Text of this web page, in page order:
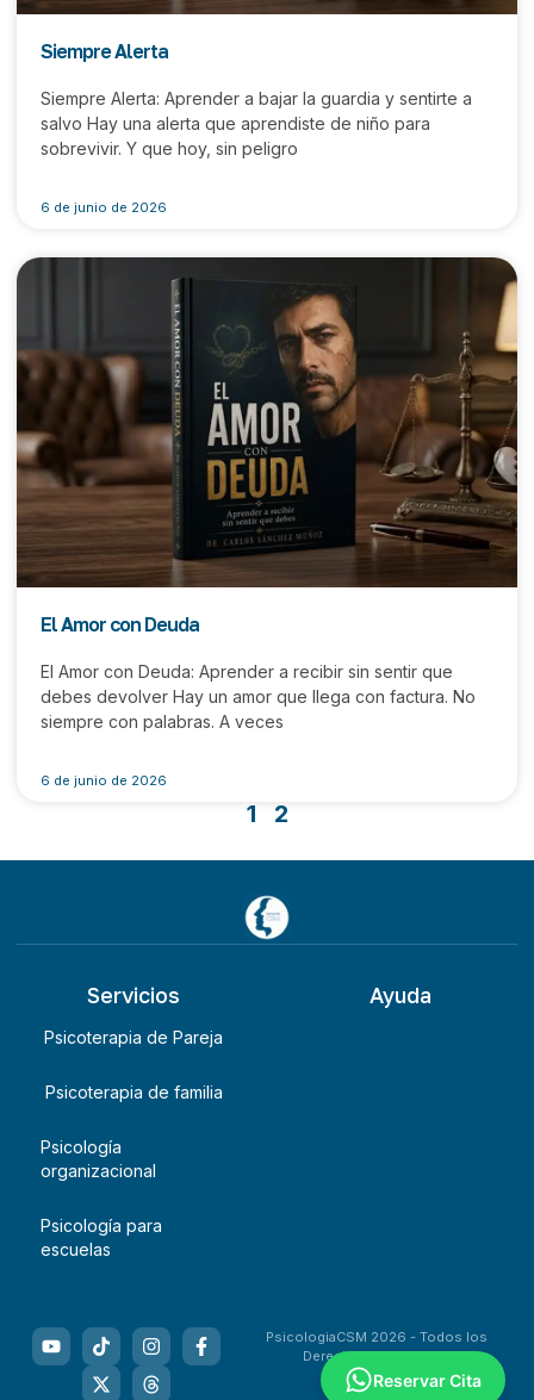
Siempre Alerta
Siempre Alerta: Aprender a bajar la guardia y sentirte a
salvo Hay una alerta que aprendiste de niño para
sobrevivir. Y que hoy, sin peligro
6 de junio de 2026
El Amor con Deuda
El Amor con Deuda: Aprender a recibir sin sentir que
debes devolver Hay un amor que llega con factura. No
siempre con palabras. A veces
6 de junio de 2026
1 2
Servicios
Psicoterapia de Pareja
Psicoterapia de familia
Psicología
organizacional
Psicología para
escuelas
Ayuda
PsicologiaCSM 2026 - Todos los
Derechos Reservados
Reservar Cita